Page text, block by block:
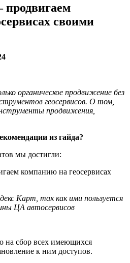
продвигаем
своими
органическое продвижение без
геосервисов. О том,
продвижения,
из гайда?
мы достигли:
Карт, так как ими пользуется
ЦА автосервисов
на сбор всех имеющихся
к ним доступов.